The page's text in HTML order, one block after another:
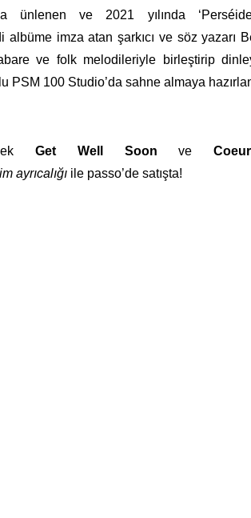
ünlenen ve 2021 yılında
imza atan şarkıcı ve söz yazarı
ve folk melodileriyle birleştirip
PSM 100 Studio’da sahne almaya
Get Well Soon ve
ayrıcalığı ile passo’de satışta!